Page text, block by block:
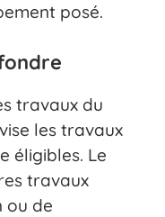
posé.
travaux du
les travaux
éligibles. Le
travaux
ou de